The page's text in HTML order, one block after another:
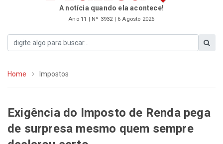
A notícia quando ela acontece!
Ano 11 | Nº 3932 | 6 Agosto 2026
Home Impostos
Exigência do Imposto de Renda pega
de surpresa mesmo quem sempre